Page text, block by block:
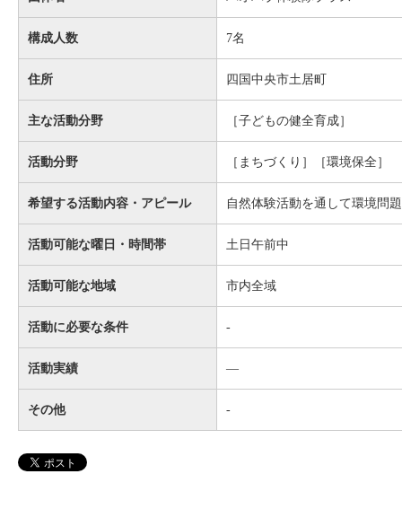
構成人数 7名
住所 四国中央市土居町
主な活動分野 ［子どもの健全育成］
活動分野 ［まちづくり］［環境保全］
希望する活動内容・アピール 自然体験活動を通して環境問
活動可能な曜日・時間帯 土日午前中
活動可能な地域 市内全域
活動に必要な条件 -
活動実績 ―
その他 -